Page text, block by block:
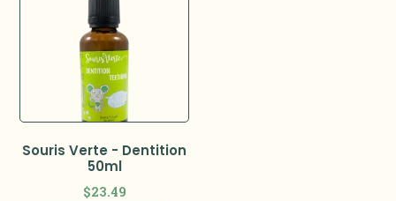
Souris Verte - Dentition
50ml
$23.49